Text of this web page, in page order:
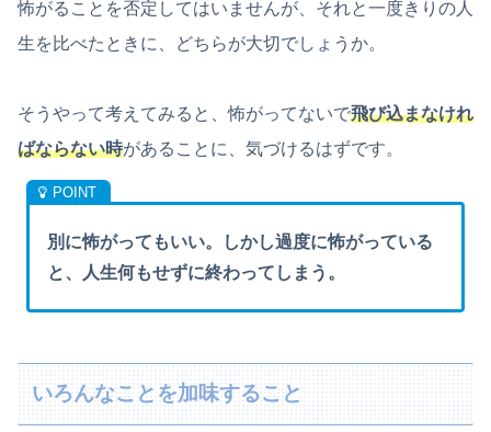
怖がることを否定してはいませんが、それと一度きりの人
生を比べたときに、どちらが大切でしょうか。
そうやって考えてみると、怖がってないで飛び込まなけれ
ばならない時があることに、気づけるはずです。
別に怖がってもいい。しかし過度に怖がっている
と、人生何もせずに終わってしまう。
いろんなことを加味すること